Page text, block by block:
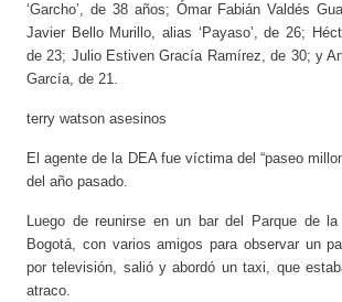
‘Garcho’, de 38 años; Ómar Fabián Valdés
Javier Bello Murillo, alias ‘Payaso’, de 26;
de 23; Julio Estiven Gracía Ramírez, de 30; y
García, de 21.
terry watson asesinos
El agente de la DEA fue víctima del “paseo
del año pasado.
Luego de reunirse en un bar del Parque de
Bogotá, con varios amigos para observar un
por televisión, salió y abordó un taxi, que
atraco.